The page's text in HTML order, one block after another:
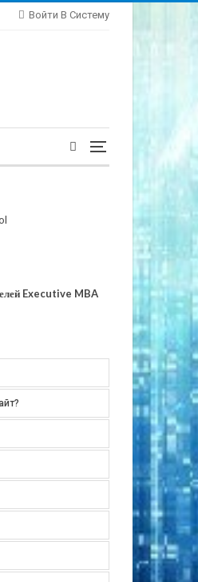
Войти В Систему
Executive MBA